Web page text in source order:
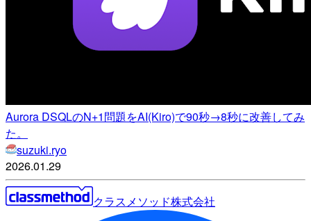
Aurora DSQLのN+1問題をAI(Kiro)で90秒→8秒に改善してみ
た。
suzuki.ryo
2026.01.29
クラスメソッド株式会社